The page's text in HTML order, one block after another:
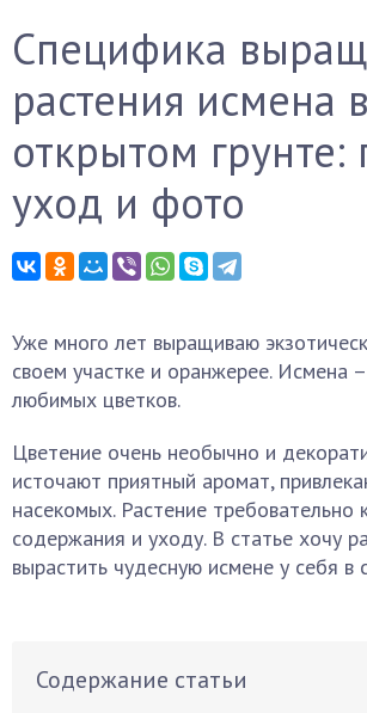
Специфика
растения исмена в
открытом грунте:
уход и фото
Уже много лет выращиваю
своем участке и оранжерее. Исмена
любимых цветков.
Цветение очень необычно и
источают приятный аромат,
насекомых. Растение требовательно
содержания и уходу. В статье хочу
вырастить чудесную исмене у себя в
Содержание статьи